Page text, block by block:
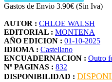
Gastos de Envio 3.90€ (Sin Iva)
AUTOR : CHLOE WALSH
EDITORIAL : MONTENA
AÑO EDICION : 01-10-2025
IDIOMA : Castellano
ENCUADERNACION : Outro
Nº PAGINAS : 832
DISPONIBILIDAD :